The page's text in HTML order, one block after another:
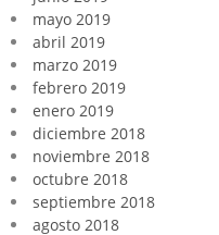
mayo 2019
abril 2019
marzo 2019
febrero 2019
enero 2019
diciembre 2018
noviembre 2018
octubre 2018
septiembre 2018
agosto 2018